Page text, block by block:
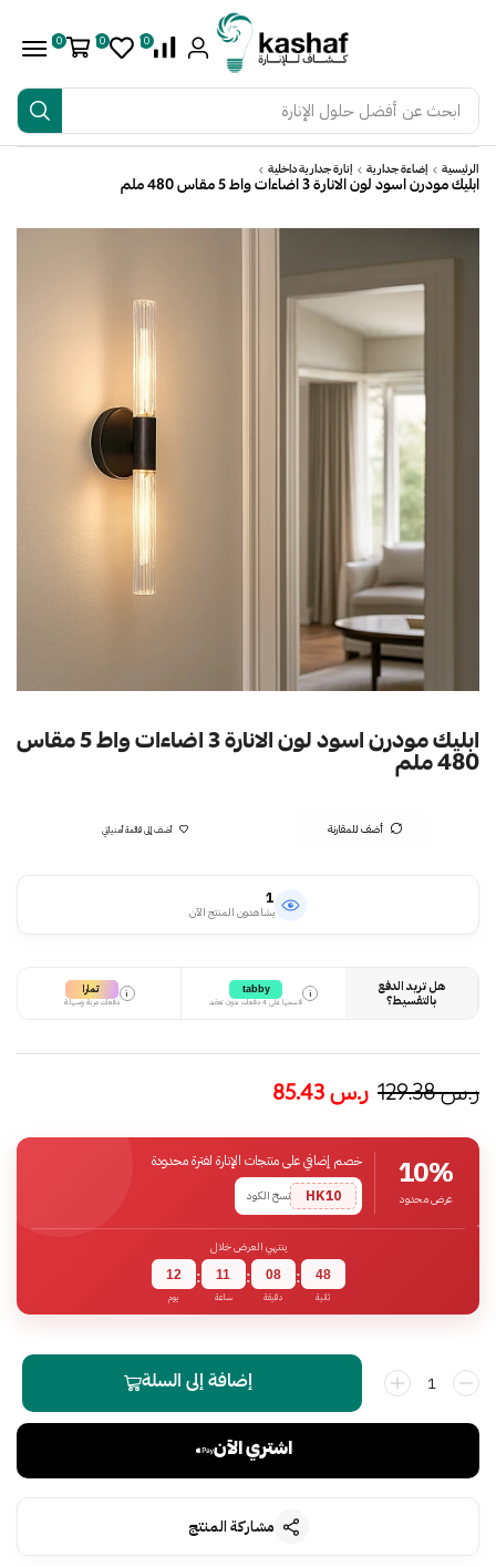
ابحث عن أفضل حلول الإنارة
0
0
0
الرئيسية إضاءة جدارية إنارة جدارية داخلية
ابليك مودرن اسود لون الانارة 3 اضاءات واط 5 مقاس 480 ملم
ابليك مودرن اسود لون الانارة 3 اضاءات واط 5 مقاس
480 ملم
أضف للمقارنة أضف إلى قائمة أمنياتي
1
يشاهدون المنتج الآن
هل تريد الدفع
بالتقسيط؟
i
tabby
قسمها على 4 دفعات بدون تعقيد
i تمارا
دفعات مرنة وسهلة
ر.س129.38 ر.س
10%
عرض محدود
خصم إضافي على منتجات الإنارة لفترة محدودة
HK10
نسخ الكود
ينتهي العرض خلال
12
يوم
: 11
ساعة
: 08
دقيقة
: 47
ثانية
إضافة إلى السلة
اشتري الآن
مشاركة المنتج